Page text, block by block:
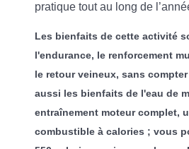
pratique tout au long de
Les bienfaits de cette activité
l'endurance, le renforcement
le retour veineux, sans
aussi les bienfaits de l'eau de
entraînement moteur complet,
combustible à calories ; vous